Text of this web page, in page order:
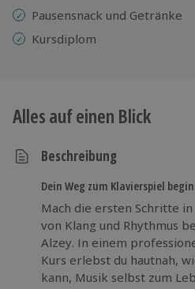
Pausensnack und Getränke
Kursdiplom
Alles auf einen Blick
Beschreibung
Dein Weg zum Klavierspiel
Mach die ersten Schritte
von Klang und Rhythmus
Alzey. In einem
Kurs erlebst du hautnah,
kann, Musik selbst zum